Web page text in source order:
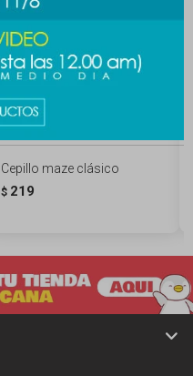
Cepillo maze clásico
$ 219